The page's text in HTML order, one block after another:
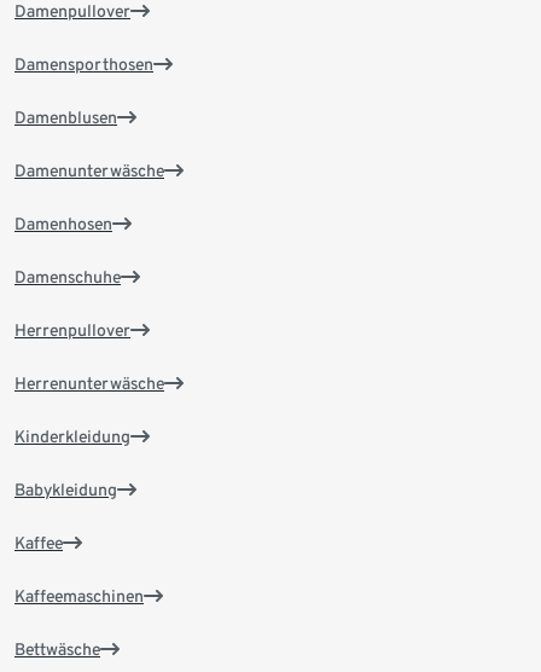
Damenpullover
Damensporthosen
Damenblusen
Damenunterwäsche
Damenhosen
Damenschuhe
Herrenpullover
Herrenunterwäsche
Kinderkleidung
Babykleidung
Kaffee
Kaffeemaschinen
Bettwäsche